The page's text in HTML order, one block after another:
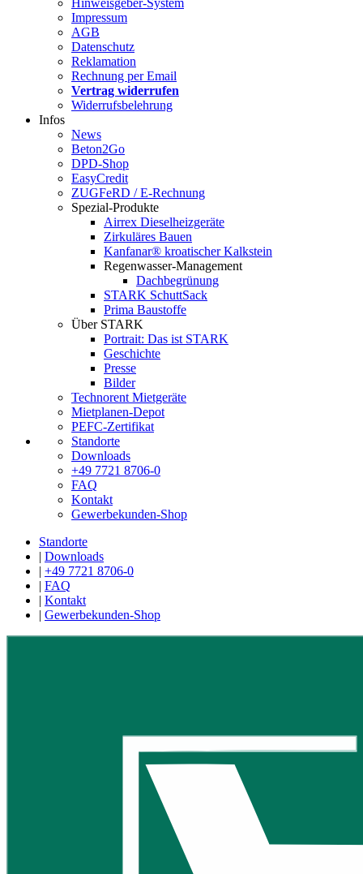
Hinweisgeber-System
Impressum
AGB
Datenschutz
Reklamation
Rechnung per Email
Vertrag widerrufen
Widerrufsbelehrung
Infos
News
Beton2Go
DPD-Shop
EasyCredit
ZUGFeRD / E-Rechnung
Spezial-Produkte
Airrex Dieselheizgeräte
Zirkuläres Bauen
Kanfanar® kroatischer Kalkstein
Regenwasser-Management
Dachbegrünung
STARK SchuttSack
Prima Baustoffe
Über STARK
Portrait: Das ist STARK
Geschichte
Presse
Bilder
Technorent Mietgeräte
Mietplanen-Depot
PEFC-Zertifikat
Standorte
Downloads
+49 7721 8706-0
FAQ
Kontakt
Gewerbekunden-Shop
Standorte
| Downloads
| +49 7721 8706-0
| FAQ
| Kontakt
| Gewerbekunden-Shop